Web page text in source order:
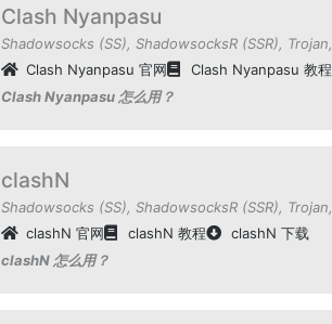
Clash Nyanpasu
Shadowsocks (SS), ShadowsocksR (SSR), Trojan,
Clash Nyanpasu 官网
Clash Nyanpasu 教程
Clash Nyanpasu 怎么用？
clashN
Shadowsocks (SS), ShadowsocksR (SSR), Trojan,
clashN 官网
clashN 教程
clashN 下载
clashN 怎么用？